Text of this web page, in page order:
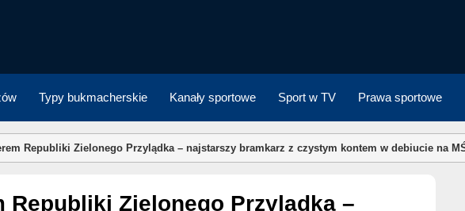
Typy bukmacherskie Kanały sportowe Sport w TV Prawa sportowe
Republiki Zielonego Przylądka – najstarszy bramkarz z czystym kontem w debiucie na